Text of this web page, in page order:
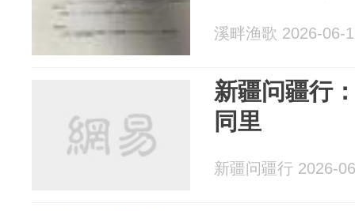
溪畔渔歌 2026-06-
新疆问疆行
同里
新疆问疆行 2026-